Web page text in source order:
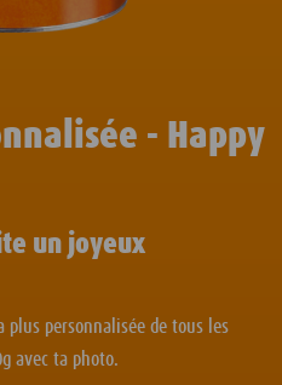
- Happy
un joyeux
personnalisée de tous les
avec ta photo.